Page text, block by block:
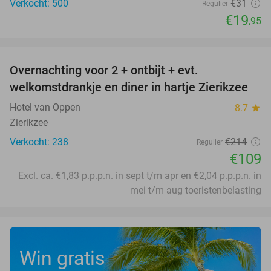
Verkocht: 500 Regulier €31
€19,95
Overnachting voor 2 + ontbijt + evt.
welkomstdrankje en diner in hartje Zierikzee
Hotel van Oppen 8.7 star
Zierikzee
Verkocht: 238
Regulier €214
€109
Excl. ca. €1,83 p.p.p.n. in sept t/m apr en €2,04 p.p.p.n. in
mei t/m aug toeristenbelasting
Win gratis